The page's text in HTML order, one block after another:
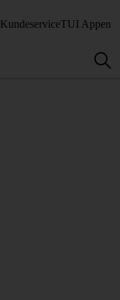
KundeserviceTUI Appen